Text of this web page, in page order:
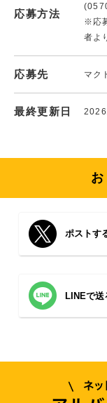
応募方法
※応
者よ
応募先 マク
最終更新日
ポストす
LINEで送